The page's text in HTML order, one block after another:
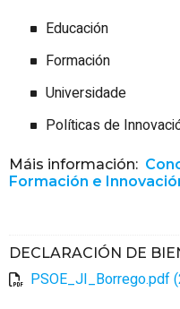
Educación
Formación
Universidade
Políticas de
Máis información:
Formación e
DECLARACIÓN DE
PSOE_JI_Borrego.pdf